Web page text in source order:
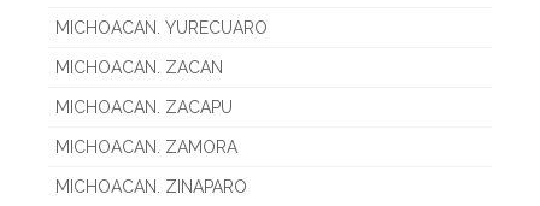
MICHOACAN. YURECUARO
MICHOACAN. ZACAN
MICHOACAN. ZACAPU
MICHOACAN. ZAMORA
MICHOACAN. ZINAPARO